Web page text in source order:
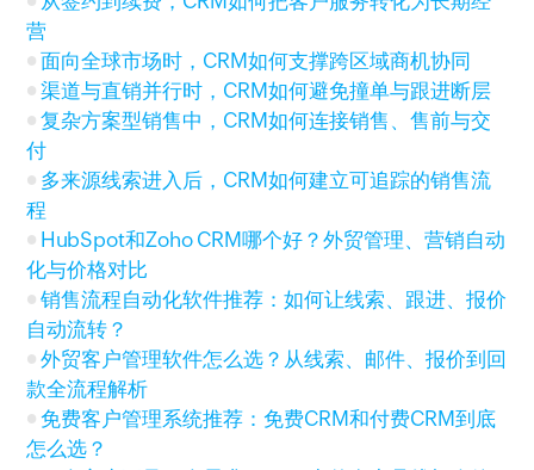
营
面向全球市场时，CRM如何支撑跨区域商机协同
渠道与直销并行时，CRM如何避免撞单与跟进断层
复杂方案型销售中，CRM如何连接销售、售前与交
付
多来源线索进入后，CRM如何建立可追踪的销售流
程
HubSpot和Zoho CRM哪个好？外贸管理、营销自动
化与价格对比
销售流程自动化软件推荐：如何让线索、跟进、报价
自动流转？
外贸客户管理软件怎么选？从线索、邮件、报价到回
款全流程解析
免费客户管理系统推荐：免费CRM和付费CRM到底
怎么选？